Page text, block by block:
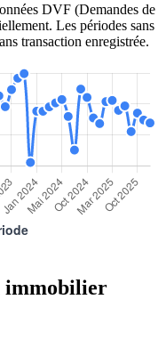
DVF (Demandes de
Les périodes sans
transaction enregistrée.
immobilier